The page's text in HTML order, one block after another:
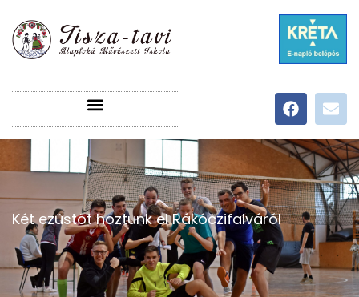
Két ezüstöt hoztunk el Rákóczifalváról